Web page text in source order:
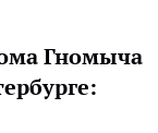
Гномыча